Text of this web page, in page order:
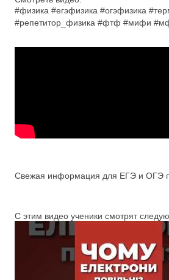
#физика #егэфизика #огэфизика
#репетитор_физика #фтф #мифи
Свежая информация для ЕГЭ и ОГЭ
С этим видео ученики смотрят